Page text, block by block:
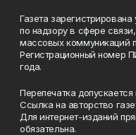
Газета
по надзору в сфере
массовых коммуникаций
Регистрационный номер
года.
Перепечатка
Ссылка на авторство
Для интернет-изданий
обязательна.